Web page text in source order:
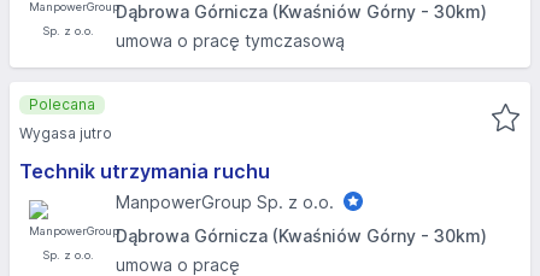
Dąbrowa Górnicza (Kwaśniów Górny - 30km)
umowa o pracę tymczasową
Technik utrzymania ruchu
ManpowerGroup Sp. z o.o.
Dąbrowa Górnicza (Kwaśniów Górny - 30km)
umowa o pracę
Polecana
Wygasa jutro